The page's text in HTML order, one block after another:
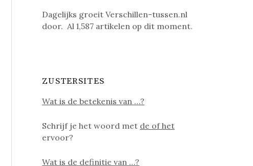
Dagelijks groeit Verschillen-tussen.nl
door. Al1,587 artikelen op dit moment.
ZUSTERSITES
Wat is de betekenis van …?
Schrijf je het woord met de of het
ervoor?
Wat is de definitie van …?